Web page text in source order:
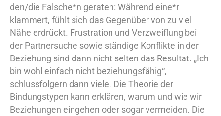
den/die Falsche*n geraten: Während eine*r
klammert, fühlt sich das Gegenüber von zu viel
Nähe erdrückt. Frustration und Verzweiflung bei
der Partnersuche sowie ständige Konflikte in der
Beziehung sind dann nicht selten das Resultat. „Ich
bin wohl einfach nicht beziehungsfähig“,
schlussfolgern dann viele. Die Theorie der
Bindungstypen kann erklären, warum und wie wir
Beziehungen eingehen oder sogar vermeiden. Die